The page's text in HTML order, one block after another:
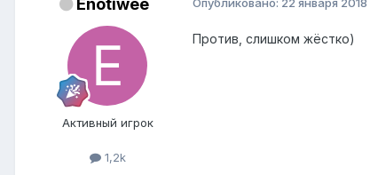
Enotiwee
Активный игрок
1,2k
Против, слишком жёстко)